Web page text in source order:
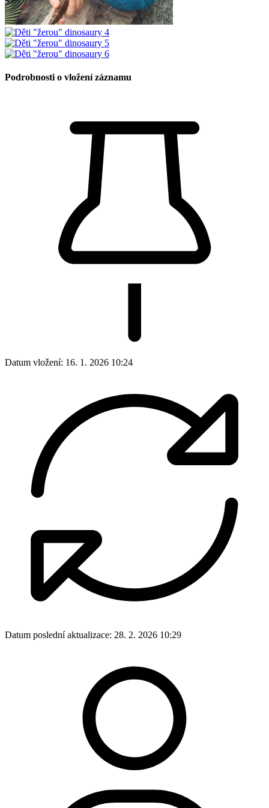
Podrobnosti o vložení záznamu
Datum vložení: 16. 1. 2026 10:24
Datum poslední aktualizace: 28. 2. 2026 10:29